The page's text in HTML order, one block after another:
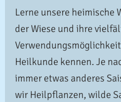
Lerne unsere
der Wiese und ihre
Heilkunde kennen. Je
immer etwas anderes
wir Heilpflanzen, wilde